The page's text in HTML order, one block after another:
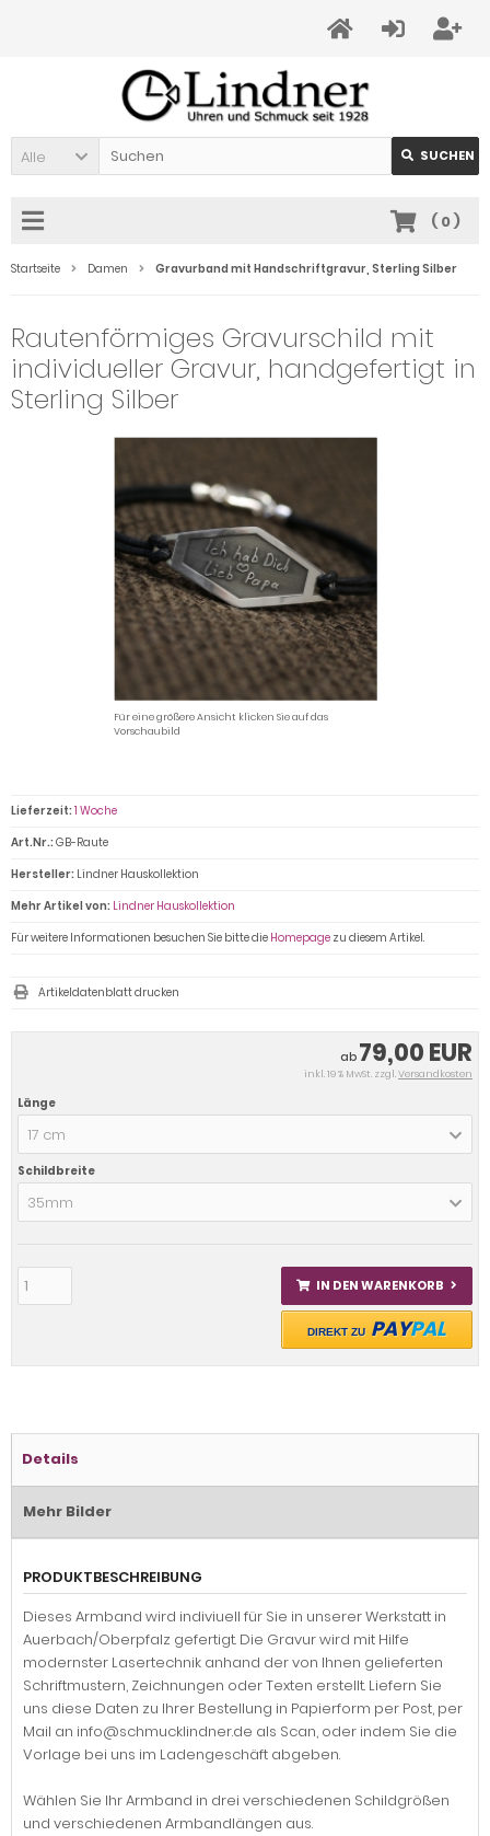
Alle SUCHEN
( 0)
Startseite Damen Gravurband mit Handschriftgravur, Sterling Silber
Rautenförmiges Gravurschild mit
individueller Gravur, handgefertigt in
Sterling Silber
Für eine größere Ansicht klicken Sie auf das
Vorschaubild
ab 79,00 EUR
inkl. 19 % MwSt. zzgl.Versandkosten
Länge
17 cm
Schildbreite
35mm
IN DEN WARENKORB
DIREKT ZU PAYPAL
Lieferzeit: 1 Woche
Art.Nr.: GB-Raute
Hersteller: Lindner Hauskollektion
Mehr Artikel von: Lindner Hauskollektion
Für weitere Informationen besuchen Sie bitte die Homepage zu diesem Artikel.
Artikeldatenblatt drucken
Details
Mehr Bilder
PRODUKTBESCHREIBUNG
Dieses Armband wird indiviuell für Sie in unserer Werkstatt in
Auerbach/Oberpfalz gefertigt. Die Gravur wird mit Hilfe
modernster Lasertechnik anhand der von Ihnen gelieferten
Schriftmustern, Zeichnungen oder Texten erstellt. Liefern Sie
uns diese Daten zu Ihrer Bestellung in Papierform per Post, per
Mail an info@schmucklindner.de als Scan, oder indem Sie die
Vorlage bei uns im Ladengeschäft abgeben.
Wählen Sie Ihr Armband in drei verschiedenen Schildgrößen
und verschiedenen Armbandlängen aus.